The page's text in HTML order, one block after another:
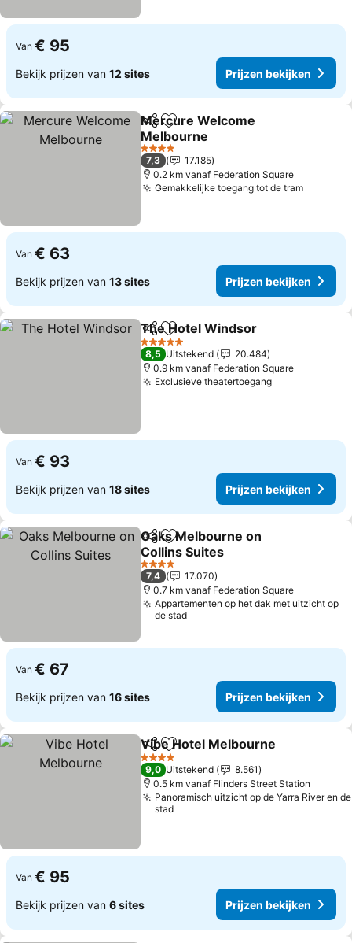
Van € 95
Bekijk prijzen van 12 sites Prijzen bekijken
DelenToevoegen aan favorieten
Mercure Welcome
Melbourne
Prijzen bekijken
4 Sterren
7,3
17.185
0.2 km vanaf Federation Square
Gemakkelijke toegang tot de tramPrijzen
Van € 63
Bekijk prijzen van 13 sites Prijzen bekijken
DelenToevoegen aan favorieten
The Hotel Windsor
5 Sterren
8,5 Uitstekend
20.484
0.9 km vanaf Federation Square
Exclusieve theatertoegangPrijzen
Van € 93
Bekijk prijzen van 18 sites Prijzen bekijken
DelenToevoegen aan favorieten
Oaks Melbourne on
Collins Suites
Prijzen bekijken
4 Sterren
7,4
17.070
0.7 km vanaf Federation Square
Appartementen op het dak met uitzicht op
de stad
Van € 67
Bekijk prijzen van 16 sites Prijzen bekijken
DelenToevoegen aan favorieten
Vibe Hotel Melbourne
4 Sterren
9,0 Uitstekend
8.561
0.5 km vanaf Flinders Street Station
Panoramisch uitzicht op de Yarra River en de
stad
Van € 95
Bekijk prijzen van 6 sites Prijzen bekijken